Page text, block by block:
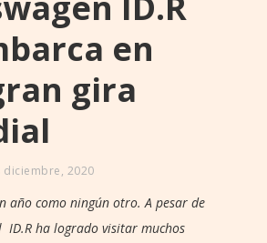
en
gira
diciembre, 2020
año como ningún otro. A pesar de
ID.R ha logrado visitar muchos